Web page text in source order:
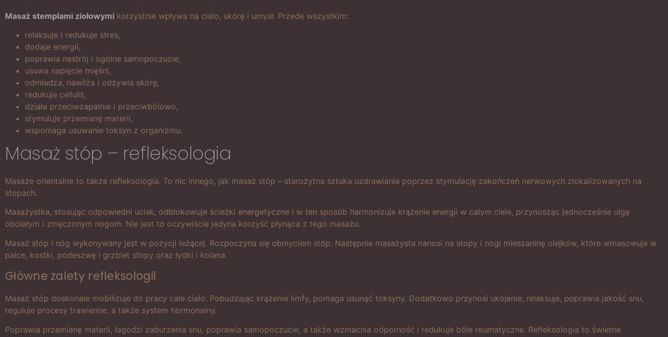
Masaż stemplami ziołowymi korzystnie wpływa na ciało, skórę i umysł. Przede wszystkim:
relaksuje i redukuje stres,
dodaje energii,
poprawia nastrój i ogólne samopoczucie,
usuwa napięcie mięśni,
odmładza, nawilża i odżywia skórę,
redukuje cellulit,
działa przeciwzapalnie i przeciwbólowo,
stymuluje przemianę materii,
wspomaga usuwanie toksyn z organizmu.
Masaż stóp – refleksologia
Masaże orientalne to także refleksologia. To nic innego, jak masaż stóp – starożytna sztuka uzdrawiania poprzez stymulację zakończeń nerwowych zlokalizowanych na
stopach.
Masażystka, stosując odpowiedni ucisk, odblokowuje ścieżki energetyczne i w ten sposób harmonizuje krążenie energii w całym ciele, przynosząc jednocześnie ulgę
obolałym i zmęczonym nogom. Nie jest to oczywiście jedyna korzyść płynąca z tego masażu.
Masaż stóp i nóg wykonywany jest w pozycji leżącej. Rozpoczyna się obmyciem stóp. Następnie masażysta nanosi na stopy i nogi mieszaninę olejków, które wmasowuje w
palce, kostki, podeszwę i grzbiet stopy oraz łydki i kolana.
Główne zalety refleksologii
Masaż stóp doskonale mobilizuje do pracy całe ciało. Pobudzając krążenie limfy, pomaga usunąć toksyny. Dodatkowo przynosi ukojenie, relaksuje, poprawia jakość snu,
reguluje procesy trawienne, a także system hormonalny.
Poprawia przemianę materii, łagodzi zaburzenia snu, poprawia samopoczucie, a także wzmacnia odporność i redukuje bóle reumatyczne. Refleksologia to świetne